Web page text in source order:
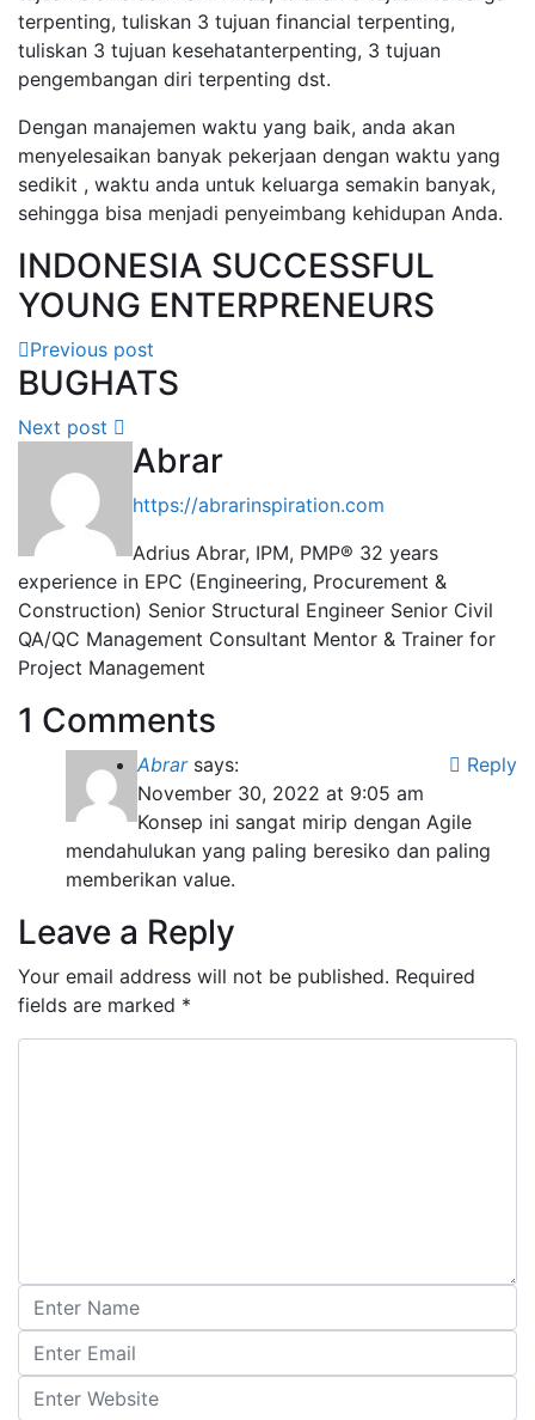
terpenting, tuliskan 3 tujuan financial terpenting,
tuliskan 3 tujuan kesehatanterpenting, 3 tujuan
pengembangan diri terpenting dst.
Dengan manajemen waktu yang baik, anda akan
menyelesaikan banyak pekerjaan dengan waktu yang
sedikit , waktu anda untuk keluarga semakin banyak,
sehingga bisa menjadi penyeimbang kehidupan Anda.
INDONESIA SUCCESSFUL
YOUNG ENTERPRENEURS
Previous post
BUGHATS
Next post
Abrar
https://abrarinspiration.com
Adrius Abrar, IPM, PMP® 32 years
experience in EPC (Engineering, Procurement &
Construction) Senior Structural Engineer Senior Civil
QA/QC Management Consultant Mentor & Trainer for
Project Management
1 Comments
Reply
Abrar says:
November 30, 2022 at 9:05 am
Konsep ini sangat mirip dengan Agile
mendahulukan yang paling beresiko dan paling
memberikan value.
Leave a Reply
Your email address will not be published. Required
fields are marked *